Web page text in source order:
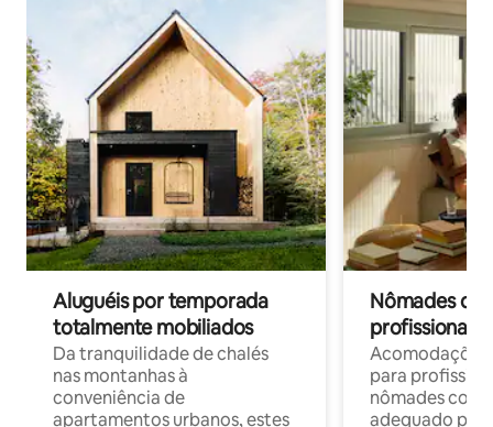
Aluguéis por temporada
totalmente mobiliados
Da tranquilidade de chalés
nas montanhas à
conveniência de
apartamentos urbanos, estes
Nômades
profissionais
para
nômades com
adequado